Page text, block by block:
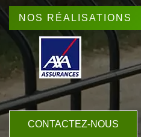
NOS RÉALISATIONS
CONTACTEZ-NOUS